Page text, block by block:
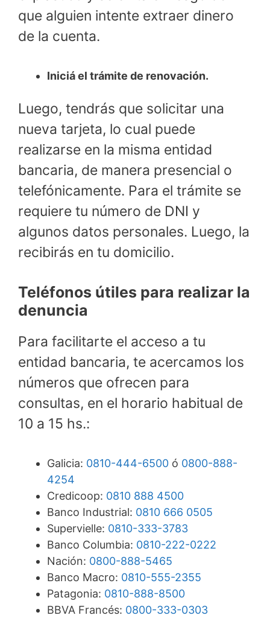
que alguien intente extraer dinero
de la cuenta.
Iniciá el trámite de renovación.
Luego, tendrás que solicitar una
nueva tarjeta, lo cual puede
realizarse en la misma entidad
bancaria, de manera presencial o
telefónicamente. Para el trámite se
requiere tu número de DNI y
algunos datos personales. Luego, la
recibirás en tu domicilio.
Teléfonos útiles para realizar la
denuncia
Para facilitarte el acceso a tu
entidad bancaria, te acercamos los
números que ofrecen para
consultas, en el horario habitual de
10 a 15 hs.:
Galicia: 0810-444-6500 ó 0800-888-
4254
Credicoop: 0810 888 4500
Banco Industrial: 0810 666 0505
Supervielle: 0810-333-3783
Banco Columbia: 0810-222-0222
Nación: 0800-888-5465
Banco Macro: 0810-555-2355
Patagonia: 0810-888-8500
BBVA Francés: 0800-333-0303